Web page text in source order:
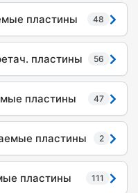
пластины 48
пластины 56
пластины 47
пластины 2
пластины 111